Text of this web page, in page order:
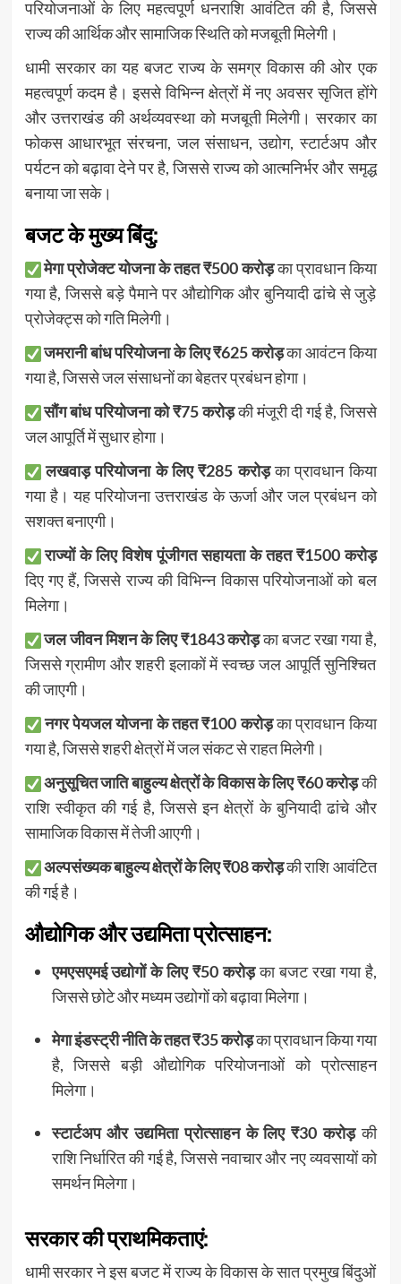
परियोजनाओं के लिए महत्वपूर्ण धनराशि आवंटित की है, जिससे
राज्य की आर्थिक और सामाजिक स्थिति को मजबूती मिलेगी।
धामी सरकार का यह बजट राज्य के समग्र विकास की ओर एक
महत्वपूर्ण कदम है। इससे विभिन्न क्षेत्रों में नए अवसर सृजित होंगे
और उत्तराखंड की अर्थव्यवस्था को मजबूती मिलेगी। सरकार का
फोकस आधारभूत संरचना, जल संसाधन, उद्योग, स्टार्टअप और
पर्यटन को बढ़ावा देने पर है, जिससे राज्य को आत्मनिर्भर और समृद्ध
बनाया जा सके।
बजट के मुख्य बिंदु:
मेगा प्रोजेक्ट योजना के तहत ₹500 करोड़का प्रावधान किया
गया है, जिससे बड़े पैमाने पर औद्योगिक और बुनियादी ढांचे से जुड़े
प्रोजेक्ट्स को गति मिलेगी।
जमरानी बांध परियोजना के लिए ₹625 करोड़का आवंटन किया
गया है, जिससे जल संसाधनों का बेहतर प्रबंधन होगा।
सौंग बांध परियोजना को ₹75 करोड़की मंजूरी दी गई है, जिससे
जल आपूर्ति में सुधार होगा।
लखवाड़ परियोजना के लिए ₹285 करोड़का प्रावधान किया
गया है। यह परियोजना उत्तराखंड के ऊर्जा और जल प्रबंधन को
सशक्त बनाएगी।
राज्यों के लिए विशेष पूंजीगत सहायता के तहत ₹1500 करोड़
दिए गए हैं, जिससे राज्य की विभिन्न विकास परियोजनाओं को बल
मिलेगा।
जल जीवन मिशन के लिए ₹1843 करोड़का बजट रखा गया है,
जिससे ग्रामीण और शहरी इलाकों में स्वच्छ जल आपूर्ति सुनिश्चित
की जाएगी।
नगर पेयजल योजना के तहत ₹100 करोड़का प्रावधान किया
गया है, जिससे शहरी क्षेत्रों में जल संकट से राहत मिलेगी।
अनुसूचित जाति बाहुल्य क्षेत्रों के विकास के लिए ₹60 करोड़की
राशि स्वीकृत की गई है, जिससे इन क्षेत्रों के बुनियादी ढांचे और
सामाजिक विकास में तेजी आएगी।
अल्पसंख्यक बाहुल्य क्षेत्रों के लिए ₹08 करोड़की राशि आवंटित
की गई है।
औद्योगिक और उद्यमिता प्रोत्साहन:
एमएसएमई उद्योगों के लिए ₹50 करोड़का बजट रखा गया है,
जिससे छोटे और मध्यम उद्योगों को बढ़ावा मिलेगा।
मेगा इंडस्ट्री नीति के तहत ₹35 करोड़का प्रावधान किया गया
है, जिससे बड़ी औद्योगिक परियोजनाओं को प्रोत्साहन
मिलेगा।
स्टार्टअप और उद्यमिता प्रोत्साहन के लिए ₹30 करोड़की
राशि निर्धारित की गई है, जिससे नवाचार और नए व्यवसायों को
समर्थन मिलेगा।
सरकार की प्राथमिकताएं:
धामी सरकार ने इस बजट में राज्य के विकास के सात प्रमुख बिंदुओं